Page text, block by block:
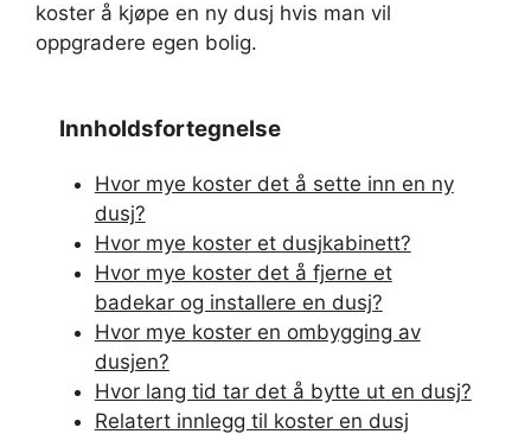
koster å kjøpe en ny dusj hvis man vil
oppgradere egen bolig.
Innholdsfortegnelse
Hvor mye koster det å sette inn en ny
dusj?
Hvor mye koster et dusjkabinett?
Hvor mye koster det å fjerne et
badekar og installere en dusj?
Hvor mye koster en ombygging av
dusjen?
Hvor lang tid tar det å bytte ut en dusj?
Relatert innlegg til koster en dusj